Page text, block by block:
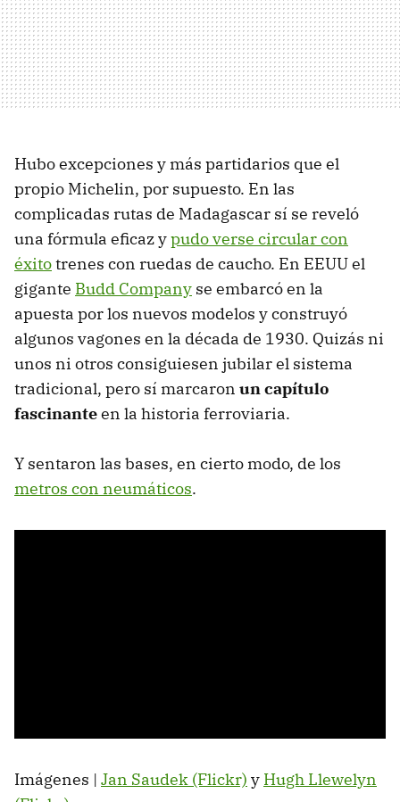
Hubo excepciones y más partidarios que el
propio Michelin, por supuesto. En las
complicadas rutas de Madagascar sí se reveló
una fórmula eficaz ypudo verse circular con
éxitotrenes con ruedas de caucho. En EEUU el
gigante Budd Company se embarcó en la
apuesta por los nuevos modelos y construyó
algunos vagones en la década de 1930. Quizás ni
unos ni otros consiguiesen jubilar el sistema
tradicional, pero sí marcaron un capítulo
fascinanteen la historia ferroviaria.
Y sentaron las bases, en cierto modo, de los
metros con neumáticos.
Imágenes | Jan Saudek (Flickr) y Hugh Llewelyn